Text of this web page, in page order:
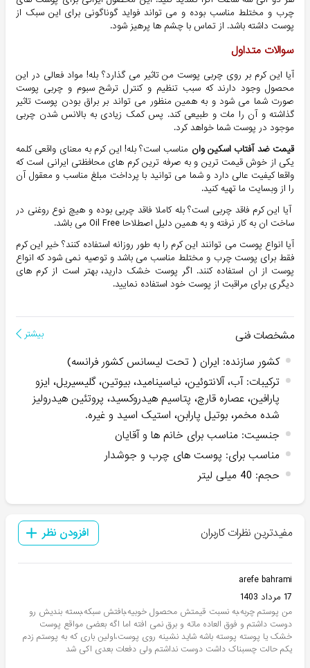
چرب و مختلط مناسب بوده و می تواند فواید گوناگونی برای این سبک از
پوست داشته باشد. از تماس با چشم ها پرهیز شود.
سوالات متداول
آیا این کرم بر روی چربی پوست من تاثیر می گذارد؟ بله! مواد فعالی در این
محصول وجود دارند که سبب تنظیم و کنترل ترشح سبوم و چربی پوست
صورت شما می شود و به همین منظور می تواند بر براق بودن پوست تاثیر
گذاشته و آن را مات و طبیعی کند. پس کمک زیادی به بالانس شدن چربی
موجود در پوست شما خواهد کرد.
قیمت ضد آفتاب اسکین وان مناسب است؟ بله! این کرم به معنای واقعی کلمه
یکی از خوش قیمت ترین و به صرفه ترین کرم های محافظتی ایرانی است که
واقعا کیفیت عالی دارد و شما می توانید با پرداخت مبلغ مناسب و معقول آن
را از وبسایت ما تهیه کنید.
آیا این کرم فاقد چربی است؟ بله کاملا فاقد چربی بوده و هیچ نوع روغنی در
ساخت ان به کار نرفته و به همین دلیل اصطلاحا Oil Free می باشد.
آیا انواع پوست می توانند این کرم را به طور روزانه استفاده کنند؟ خیر این کرم
فقط برای پوست چرب و مختلط مناسب می باشد و توصیه نمی شود که انواع
پوست از ان استفاده کنند. اگر پوست خشک دارید، بهتر است از کرم های
دیگری برای مراقبت از پوست خود استفاده نمایید.
مشخصات فنی بیشتر
کشور سازنده: ایران ( تحت لیسانس کشور فرانسه)
ترکیبات:آب، آلانتوئین، نیاسینامید، بیوتین، گلیسیریل، ایزو
پارافین، عصاره قارچ، پتاسیم هیدروکسید، پروتئین هیدرولیز
شده مخمر، بوتیل پارابن، استیک اسید و غیره.
جنسیت: مناسب برای خانم ها و آقایان
مناسب برای: پوست های چرب و جوشدار
حجم: 40 میلی لیتر
مفیدترین نظرات کاربران افزودن نظر
arefe bahrami
17 مرداد 1403
من پوستم چربه،به نسبت قیمتش محصول خوبیه،بافتش سبکه،بسته بندیش رو
دوست داشتم و فوق العاده ماته و برق نمی افته اما اگه بعضی مواقع پوست
خشک یا پوسته پوسته باشه شاید نشینه روی پوست،اولین باری که به پوستم زدم
یکم حالت چسبناک داشت دوست نداشتم ولی دفعات بعدی اکی شد